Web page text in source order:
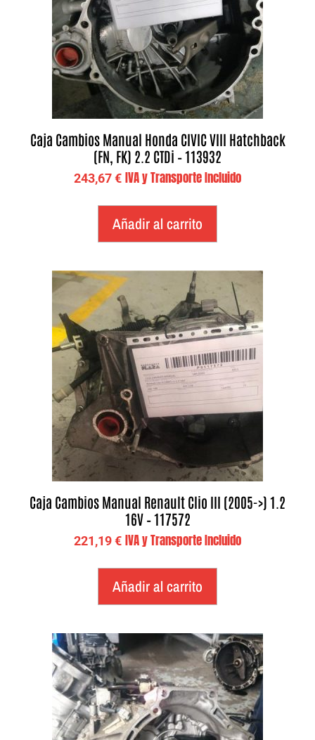
Caja Cambios Manual Honda CIVIC VIII Hatchback
(FN, FK) 2.2 CTDi – 113932
243,67€ IVA y Transporte Incluido
Añadir al carrito
Caja Cambios Manual Renault Clio III (2005->) 1.2
16V – 117572
221,19€ IVA y Transporte Incluido
Añadir al carrito